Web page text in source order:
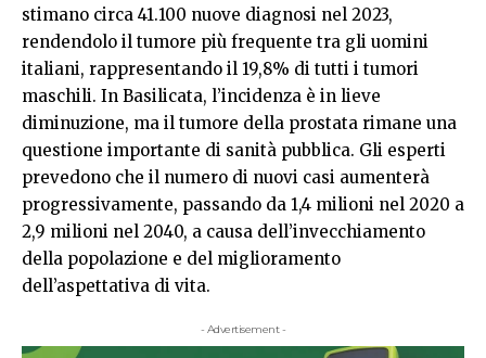
stimano circa 41.100 nuove diagnosi nel 2023,
rendendolo il tumore più frequente tra gli uomini
italiani, rappresentando il 19,8% di tutti i tumori
maschili. In Basilicata, l’incidenza è in lieve
diminuzione, ma il tumore della prostata rimane una
questione importante di sanità pubblica. Gli esperti
prevedono che il numero di nuovi casi aumenterà
progressivamente, passando da 1,4 milioni nel 2020 a
2,9 milioni nel 2040, a causa dell’invecchiamento
della popolazione e del miglioramento
dell’aspettativa di vita.
- Advertisement -